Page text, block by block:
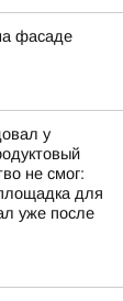
фасаде
у
не смог:
для
уже после